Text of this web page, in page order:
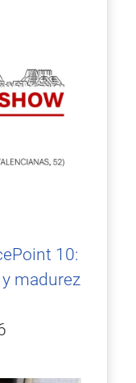
10:
madurez